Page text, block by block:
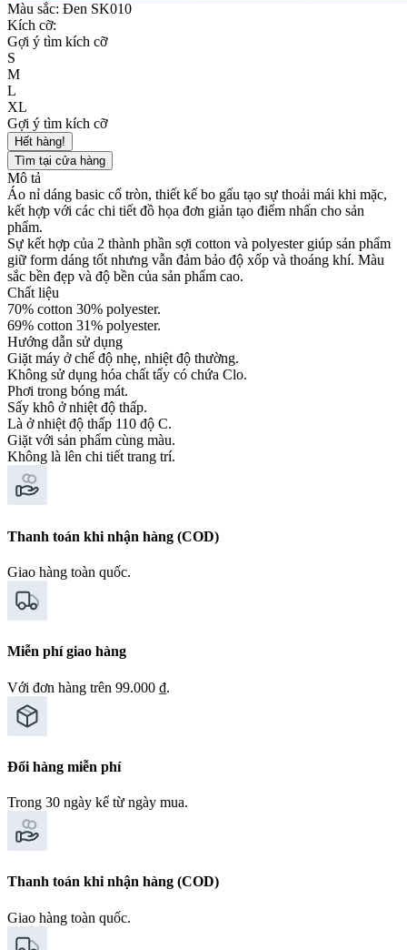
Màu sắc: Đen SK010
Kích cỡ:
Gợi ý tìm kích cỡ
S
M
L
XL
Gợi ý tìm kích cỡ
Hết hàng!
Tìm tại cửa hàng
Mô tả
Áo nỉ dáng basic cổ tròn, thiết kế bo gấu tạo sự thoải mái khi mặc,
kết hợp với các chi tiết đồ họa đơn giản tạo điểm nhấn cho sản
phẩm.
Sự kết hợp của 2 thành phần sợi cotton và polyester giúp sản phẩm
giữ form dáng tốt nhưng vẫn đảm bảo độ xốp và thoáng khí. Màu
sắc bền đẹp và độ bền của sản phẩm cao.
Chất liệu
70% cotton 30% polyester.
69% cotton 31% polyester.
Hướng dẫn sử dụng
Giặt máy ở chế độ nhẹ, nhiệt độ thường.
Không sử dụng hóa chất tẩy có chứa Clo.
Phơi trong bóng mát.
Sấy khô ở nhiệt độ thấp.
Là ở nhiệt độ thấp 110 độ C.
Giặt với sản phẩm cùng màu.
Không là lên chi tiết trang trí.
Thanh toán khi nhận hàng (COD)
Giao hàng toàn quốc.
Miễn phí giao hàng
Với đơn hàng trên 99.000 ₫.
Đổi hàng miễn phí
Trong 30 ngày kể từ ngày mua.
Thanh toán khi nhận hàng (COD)
Giao hàng toàn quốc.